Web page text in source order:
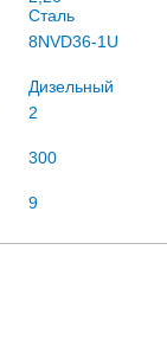
Сталь
8NVD36-1U
Дизельный
2
300
9